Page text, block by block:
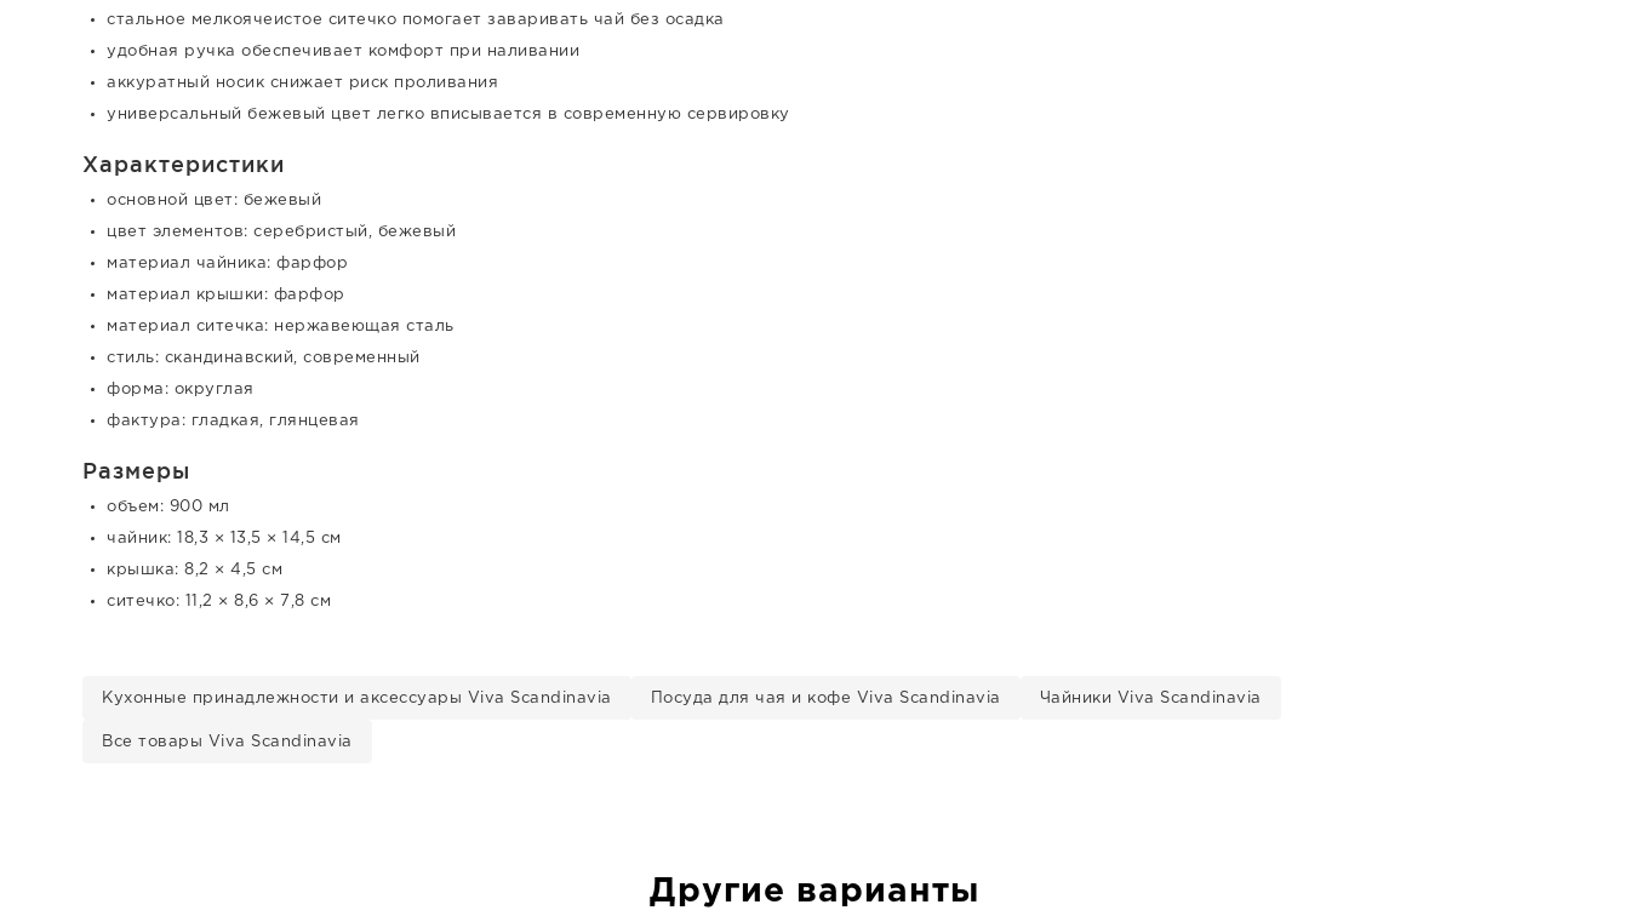
стальное мелкоячеистое ситечко помогает заваривать чай без осадка
удобная ручка обеспечивает комфорт при наливании
аккуратный носик снижает риск проливания
универсальный бежевый цвет легко вписывается в современную сервировку
Характеристики
основной цвет: бежевый
цвет элементов: серебристый, бежевый
материал чайника: фарфор
материал крышки: фарфор
материал ситечка: нержавеющая сталь
стиль: скандинавский, современный
форма: округлая
фактура: гладкая, глянцевая
Размеры
объем: 900 мл
чайник: 18,3 × 13,5 × 14,5 см
крышка: 8,2 × 4,5 см
ситечко: 11,2 × 8,6 × 7,8 см
Кухонные принадлежности и аксессуары Viva Scandinavia Посуда для чая и кофе Viva Scandinavia Чайники Viva Scandinavia
Все товары Viva Scandinavia
Другие варианты